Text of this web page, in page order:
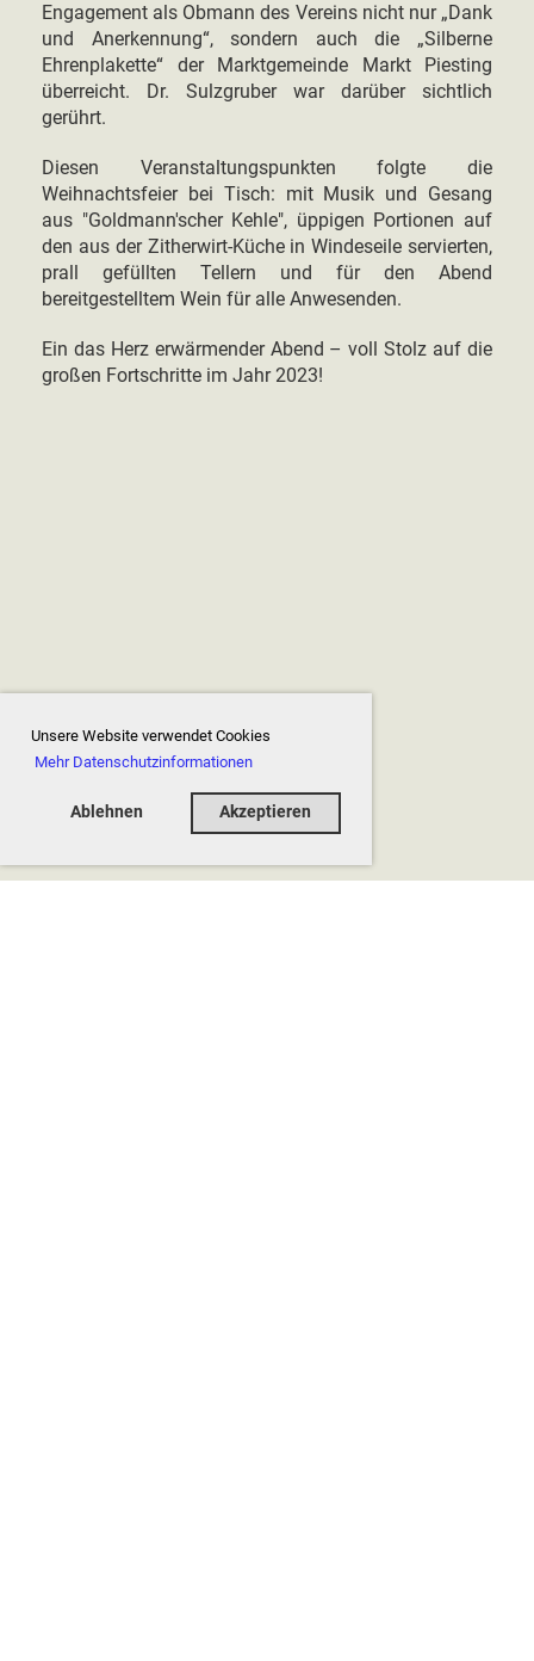
Unsere Website verwendet Cookies
Mehr Datenschutzinformationen
Ablehnen Akzeptieren
Engagement als Obmann des Vereins nicht nur „Dank
und Anerkennung“, sondern auch die „Silberne
Ehrenplakette“ der Marktgemeinde Markt Piesting
überreicht. Dr. Sulzgruber war darüber sichtlich
gerührt.
Diesen Veranstaltungspunkten folgte die
Weihnachtsfeier bei Tisch: mit Musik und Gesang
aus "Goldmann'scher Kehle", üppigen Portionen auf
den aus der Zitherwirt-Küche in Windeseile servierten,
prall gefüllten Tellern und für den Abend
bereitgestelltem Wein für alle Anwesenden.
Ein das Herz erwärmender Abend – voll Stolz auf die
großen Fortschritte im Jahr 2023!